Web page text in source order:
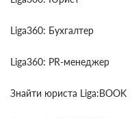
Liga360: Бухгалтер
Liga360: PR-менеджер
Знайти юриста Liga:BOOK